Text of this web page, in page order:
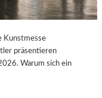
Kunstmesse
präsentieren
Warum sich ein